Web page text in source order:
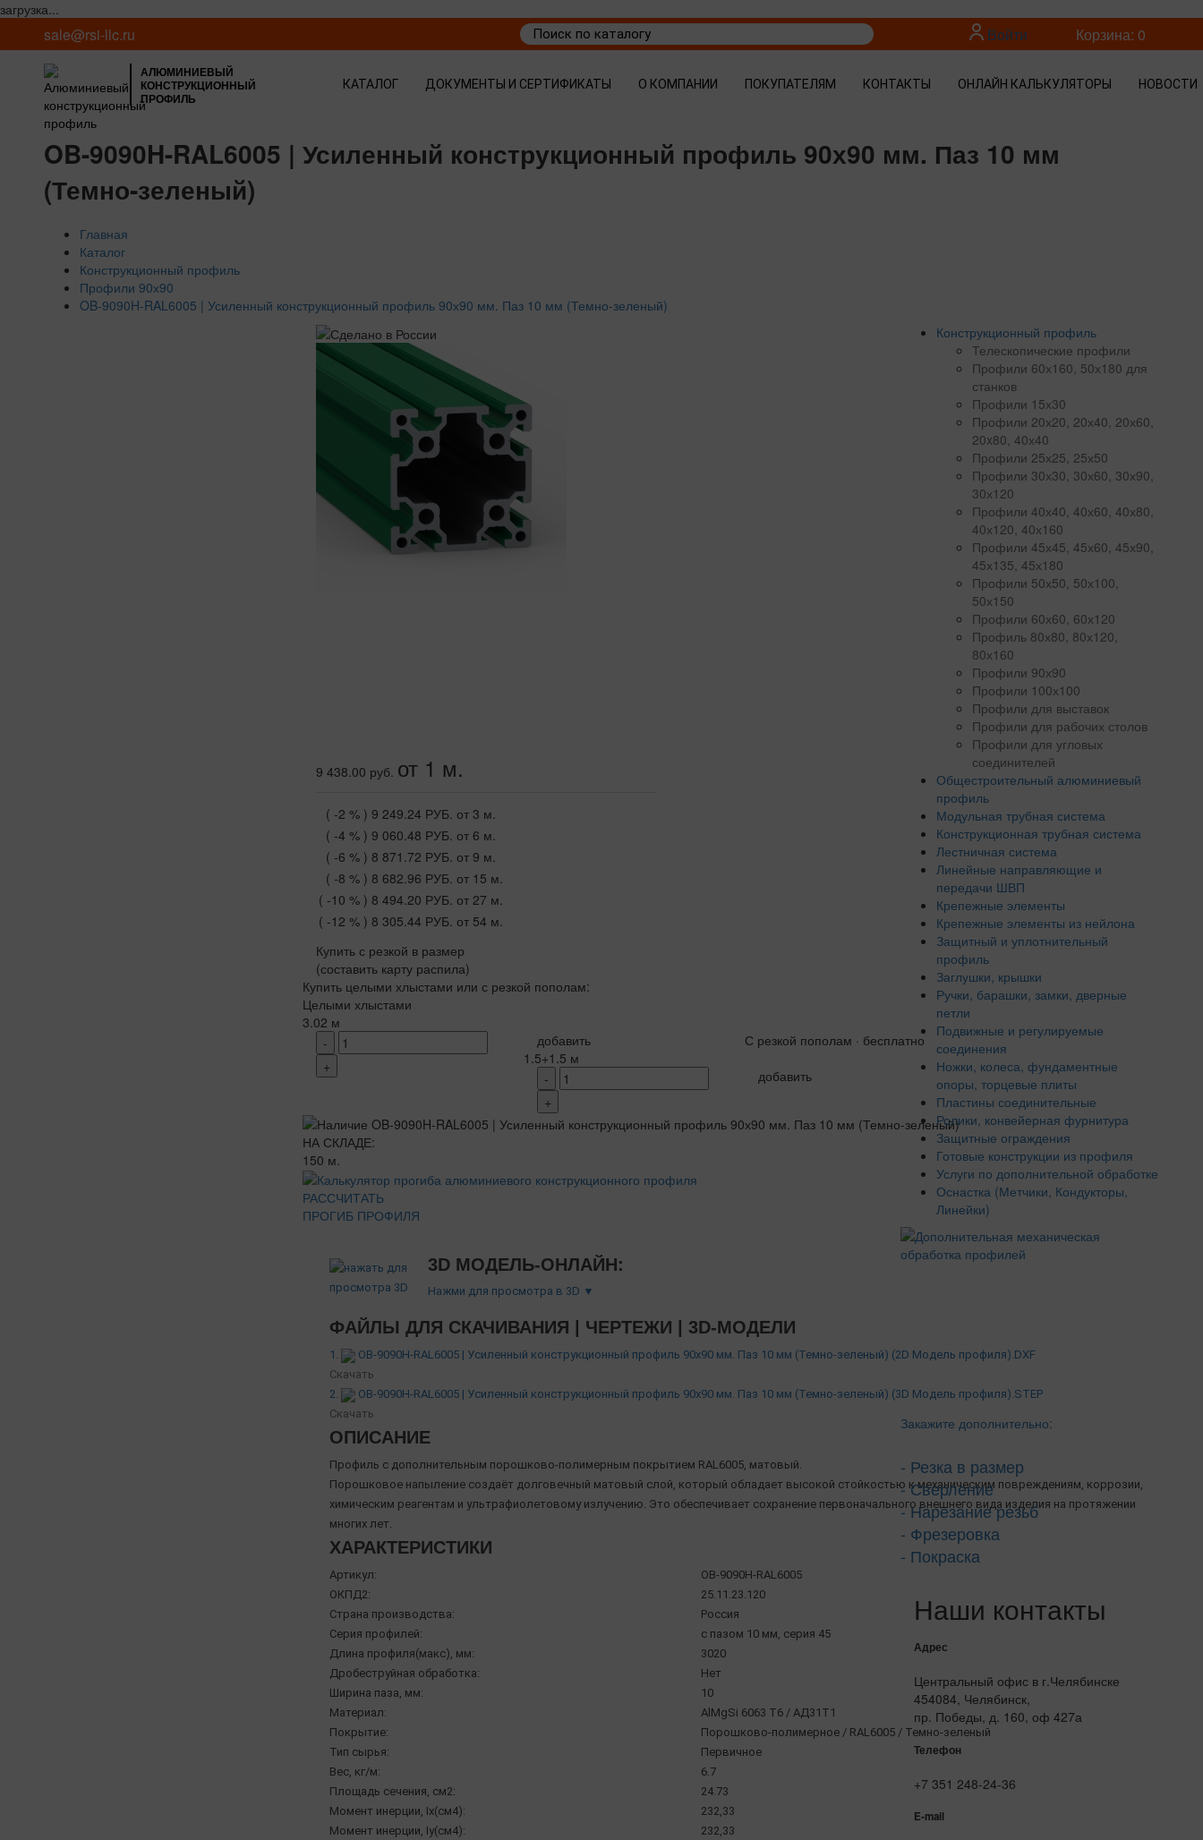
загрузка...
sale@rsi-llc.ru Войти Корзина: 0
АЛЮМИНИЕВЫЙ
КОНСТРУКЦИОННЫЙ
ПРОФИЛЬ
КАТАЛОГ ДОКУМЕНТЫ И СЕРТИФИКАТЫ О КОМПАНИИ ПОКУПАТЕЛЯМ КОНТАКТЫ ОНЛАЙН КАЛЬКУЛЯТОРЫ НОВОСТИ
OB-9090H-RAL6005 | Усиленный конструкционный профиль 90х90 мм. Паз 10 мм
(Темно-зеленый)
Главная
Каталог
Конструкционный профиль
Профили 90х90
OB-9090H-RAL6005 | Усиленный конструкционный профиль 90х90 мм. Паз 10 мм (Темно-зеленый)
9 438.00 руб. от 1 м.
( -2 % ) 9 249.24 РУБ. от 3 м.
( -4 % ) 9 060.48 РУБ. от 6 м.
( -6 % ) 8 871.72 РУБ. от 9 м.
( -8 % ) 8 682.96 РУБ. от 15 м.
( -10 % ) 8 494.20 РУБ. от 27 м.
( -12 % ) 8 305.44 РУБ. от 54 м.
Купить с резкой в размер
(составить карту распила)
Купить целыми хлыстами или с резкой пополам:
Целыми хлыстами
3.02 м
-
+
добавить
С резкой пополам · бесплатно
1.5+1.5 м
-
+
добавить
НА СКЛАДЕ:
150 м.
РАССЧИТАТЬ
ПРОГИБ ПРОФИЛЯ
3D МОДЕЛЬ-ОНЛАЙН:
Нажми для просмотра в 3D ▼
ФАЙЛЫ ДЛЯ СКАЧИВАНИЯ | ЧЕРТЕЖИ | 3D-МОДЕЛИ
1.
OB-9090H-RAL6005 | Усиленный конструкционный профиль 90х90 мм. Паз 10 мм (Темно-зеленый) (2D Модель профиля).DXF
Скачать
2.
OB-9090H-RAL6005 | Усиленный конструкционный профиль 90х90 мм. Паз 10 мм (Темно-зеленый) (3D Модель профиля).STEP
Скачать
ОПИСАНИЕ
Профиль с дополнительным порошково-полимерным покрытием RAL6005, матовый.
Порошковое напыление создаёт долговечный матовый слой, который обладает высокой стойкостью к механическим повреждениям, коррозии,
химическим реагентам и ультрафиолетовому излучению. Это обеспечивает сохранение первоначального внешнего вида изделия на протяжении
многих лет.
ХАРАКТЕРИСТИКИ
Артикул:
OB-9090H-RAL6005
ОКПД2:
25.11.23.120
Страна производства:
Россия
Серия профилей:
с пазом 10 мм, серия 45
Длина профиля(макс), мм:
3020
Дробеструйная обработка:
Нет
Ширина паза, мм:
10
Материал:
AlMgSi 6063 Т6 / АД31Т1
Покрытие:
Порошково-полимерное / RAL6005 / Темно-зеленый
Тип сырья:
Первичное
Вес, кг/м:
6.7
Площадь сечения, см2:
24.73
Момент инерции, Ix(см4):
232,33
Момент инерции, Iy(см4):
232,33
Конструкционный профиль
Телескопические профили
Профили 60х160, 50х180 для
станков
Профили 15х30
Профили 20х20, 20х40, 20х60,
20x80, 40х40
Профили 25х25, 25х50
Профили 30х30, 30х60, 30х90,
30х120
Профили 40х40, 40х60, 40х80,
40х120, 40х160
Профили 45х45, 45х60, 45х90,
45х135, 45х180
Профили 50х50, 50х100,
50х150
Профили 60х60, 60х120
Профиль 80х80, 80х120,
80х160
Профили 90х90
Профили 100х100
Профили для выставок
Профили для рабочих столов
Профили для угловых
соединителей
Общестроительный алюминиевый
профиль
Модульная трубная система
Конструкционная трубная система
Лестничная система
Линейные направляющие и
передачи ШВП
Крепежные элементы
Крепежные элементы из нейлона
Защитный и уплотнительный
профиль
Заглушки, крышки
Ручки, барашки, замки, дверные
петли
Подвижные и регулируемые
соединения
Ножки, колеса, фундаментные
опоры, торцевые плиты
Пластины соединительные
Ролики, конвейерная фурнитура
Защитные ограждения
Готовые конструкции из профиля
Услуги по дополнительной обработке
Оснастка (Метчики, Кондукторы,
Линейки)
Закажите дополнительно:
- Резка в размер
- Сверление
- Нарезание резьб
- Фрезеровка
- Покраска
Наши контакты
Адрес
Центральный офис в г.Челябинске
454084, Челябинск,
пр. Победы, д. 160, оф 427а
Телефон
+7 351 248-24-36
E-mail